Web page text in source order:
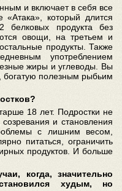
и включает в себя все
который длится
белковых продукта без
овощи, на третьем и
продукты. Также
употреблением
жиры и углеводы. Вы
богатую полезным рыбьим
18 лет. Подростки не
и становления
с лишним весом,
питаться, ограничить
продуктов. И больше
когда, значительно
худым, но